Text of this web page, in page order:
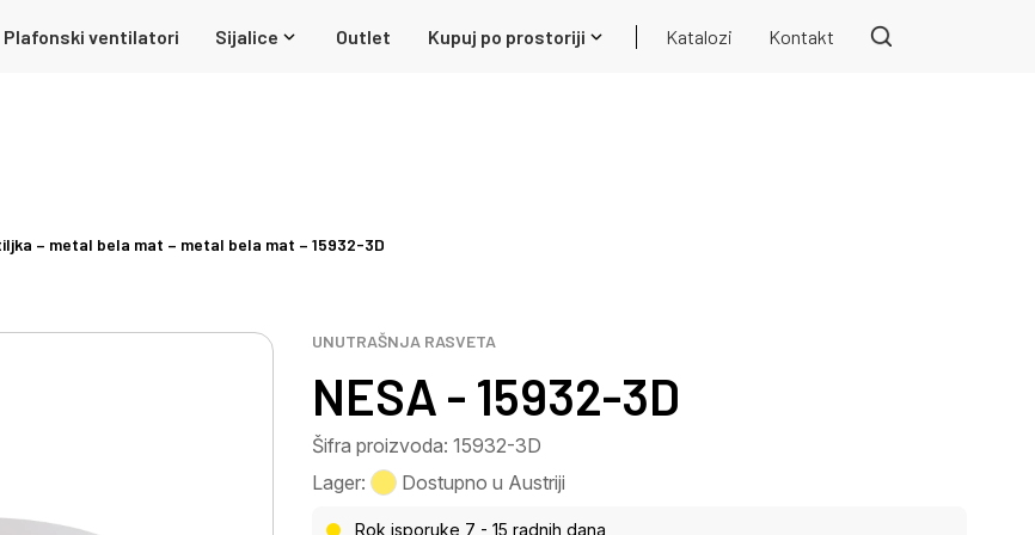
Plafonski ventilatori Sijalice Outlet Kupuj po prostoriji Katalozi Kontakt
– metal bela mat – metal bela mat – 15932-3D
UNUTRAŠNJA RASVETA
NESA - 15932-3D
Šifra proizvoda: 15932-3D
Lager:
Dostupno u Austriji
Rok isporuke 7 - 15 radnih dana